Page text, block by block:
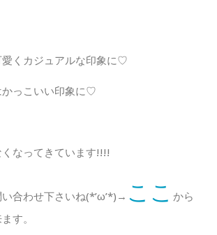
愛くカジュアルな印象に♡
かっこいい印象に♡
なってきています!!!!
合わせ下さいね(*’ω’*)→ ここ
から
す。